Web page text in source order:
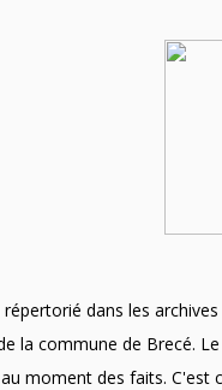
répertorié dans les
la commune de Brecé.
moment des faits. C'est